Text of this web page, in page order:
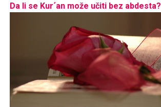
Da li se Kur´an može učiti bez abdesta?